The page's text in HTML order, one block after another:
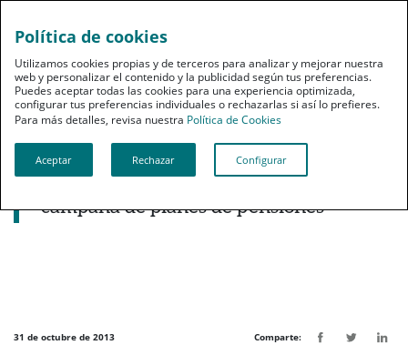
Noticias destacadas
PSN ofrece un 7% adicional en su
campaña de planes de pensiones
31 de octubre de 2013 Comparte:
Política de cookies
Utilizamos cookies propias y de terceros para analizar y mejorar nuestra
web y personalizar el contenido y la publicidad según tus preferencias.
Puedes aceptar todas las cookies para una experiencia optimizada,
configurar tus preferencias individuales o rechazarlas si así lo prefieres.
Para más detalles, revisa nuestra Política de Cookies
Aceptar Rechazar Configurar